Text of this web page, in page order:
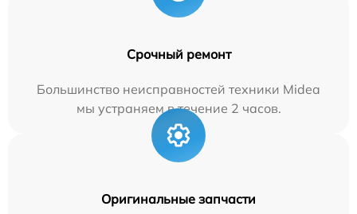
Срочный ремонт
Большинство неисправностей техники Midea
мы устраняем в течение 2 часов.
Оригинальные запчасти